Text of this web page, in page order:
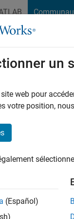
Cody
MathWorks
Followers:
I am an Application
Disclaimer : Any
un
web pour
votre position,
(Español)